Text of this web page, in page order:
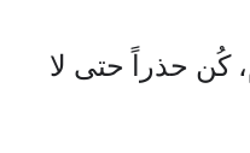
كُن حذراً حتى لا